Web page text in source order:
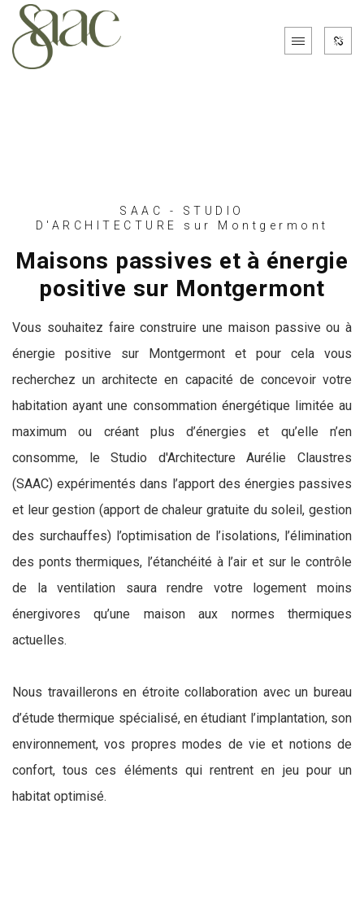
SAAC - STUDIO
D'ARCHITECTURE sur Montgermont
Maisons passives et à énergie
positive sur Montgermont
Vous souhaitez faire construire une maison passive ou à
énergie positive sur Montgermont et pour cela vous
recherchez un architecte en capacité de concevoir votre
habitation ayant une consommation énergétique limitée au
maximum ou créant plus d’énergies et qu’elle n’en
consomme, le Studio d'Architecture Aurélie Claustres
(SAAC) expérimentés dans l’apport des énergies passives
et leur gestion (apport de chaleur gratuite du soleil, gestion
des surchauffes) l’optimisation de l’isolations, l’élimination
des ponts thermiques, l’étanchéité à l’air et sur le contrôle
de la ventilation saura rendre votre logement moins
énergivores qu’une maison aux normes thermiques
actuelles.
Nous travaillerons en étroite collaboration avec un bureau
d’étude thermique spécialisé, en étudiant l’implantation, son
environnement, vos propres modes de vie et notions de
confort, tous ces éléments qui rentrent en jeu pour un
habitat optimisé.